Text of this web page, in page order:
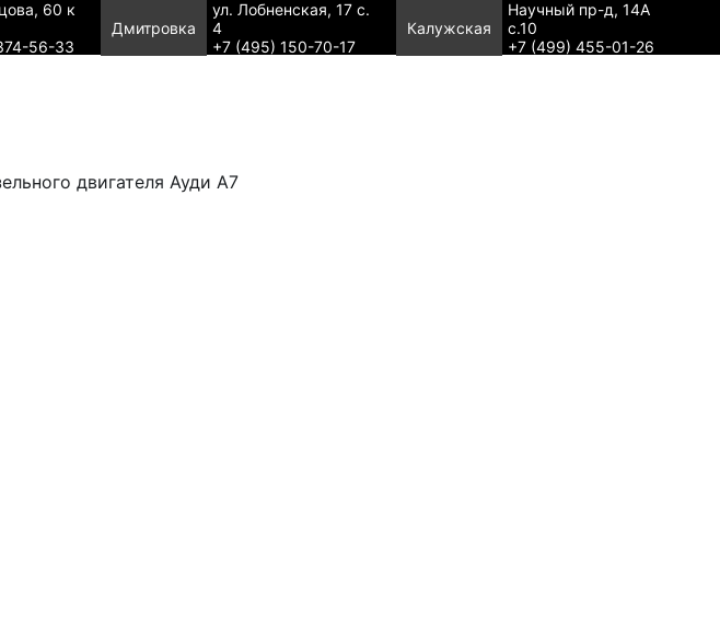
60 к
56-33
Дмитровка
ул. Лобненская, 17 с.
4
+7 (495) 150-70-17
Калужская
Научный пр-д, 14А
с.10
+7 (499) 455-01-26
двигателя Ауди А7